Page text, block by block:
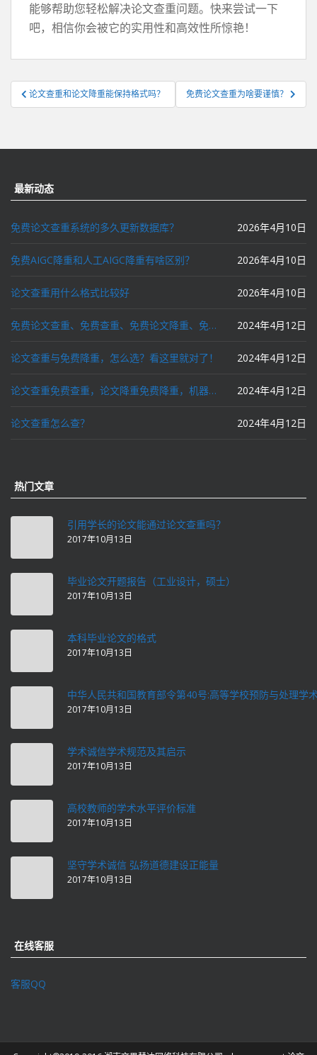
能够帮助您轻松解决论文查重问题。快来尝试一下
吧，相信你会被它的实用性和高效性所惊艳！
文
章
航
论文查重和论文降重能保持格式吗？ 免费论文查重为啥要谨慎？
最新动态
免费论文查重系统的多久更新数据库？ 2026年4月10日
免费AIGC降重和人工AIGC降重有啥区别？ 2026年4月10日
论文查重用什么格式比较好 2026年4月10日
免费论文查重、免费查重、免费论文降重、免费降重、智能降重、一键降重、降低AIGC写作率、AI写论文，这些名词你了解吗？ 2024年4月12日
论文查重与免费降重，怎么选？看这里就对了！ 2024年4月12日
论文查重免费查重，论文降重免费降重，机器降重，人工降重，降低AIGC写作率，ai写论文，都要选论文狗和paperdog以及文思慧达！ 2024年4月12日
论文查重怎么查？ 2024年4月12日
热门文章
引用学长的论文能通过论文查重吗？
2017年10月13日
毕业论文开题报告（工业设计，硕士）
2017年10月13日
本科毕业论文的格式
2017年10月13日
中华人民共和国教育部令第40号:高等学校预防与处理学
2017年10月13日
学术诚信学术规范及其启示
2017年10月13日
高校教师的学术水平评价标准
2017年10月13日
坚守学术诚信 弘扬道德建设正能量
2017年10月13日
在线客服
客服QQ